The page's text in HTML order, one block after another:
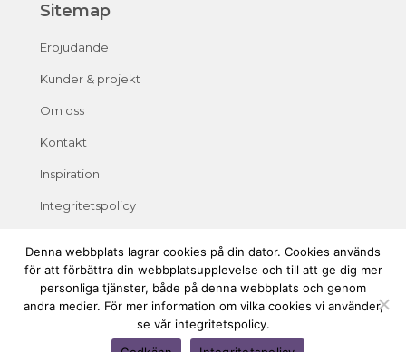
Sitemap
Erbjudande
Kunder & projekt
Om oss
Kontakt
Inspiration
Integritetspolicy
Denna webbplats lagrar cookies på din dator. Cookies används
för att förbättra din webbplatsupplevelse och till att ge dig mer
personliga tjänster, både på denna webbplats och genom
andra medier. För mer information om vilka cookies vi använder,
se vår integritetspolicy.